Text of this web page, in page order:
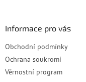
Informace pro vás
Obchodní podmínky
Ochrana soukromí
Věrnostní program